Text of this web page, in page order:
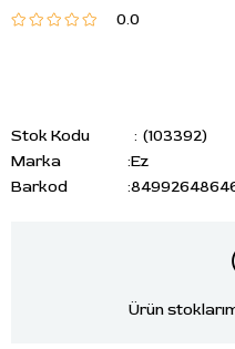
0.0
Stok Kodu
(103392)
Marka
:Ez
Barkod
:
Ürün